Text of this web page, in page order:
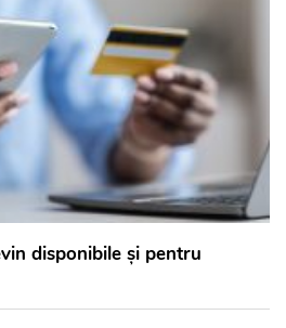
disponibile și pentru